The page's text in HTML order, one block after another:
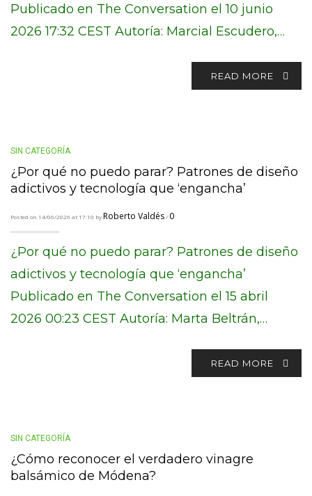
Publicado en The Conversation el 10 junio
2026 17:32 CEST Autoría: Marcial Escudero,…
READ MORE
SIN CATEGORÍA
¿Por qué no puedo parar? Patrones de diseño
adictivos y tecnología que ‘engancha’
Posted on 14/06/2026 at 17:10 byRoberto Valdés/ 0
¿Por qué no puedo parar? Patrones de diseño
adictivos y tecnología que ‘engancha’
Publicado en The Conversation el 15 abril
2026 00:23 CEST Autoría: Marta Beltrán,…
READ MORE
SIN CATEGORÍA
¿Cómo reconocer el verdadero vinagre
balsámico de Módena?